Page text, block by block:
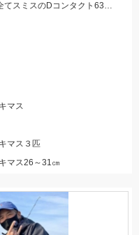
スタッフ村松の釣果です。ヒットルアーは全てスミスのDコンタクト63の鮎カラーです。今年はサツキマスが多そうです。
マス
マス３匹
マス26～31㎝